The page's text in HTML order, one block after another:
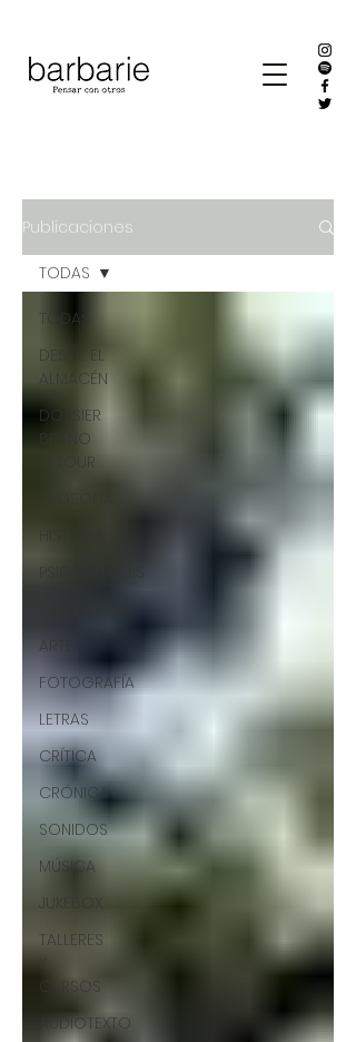
Publicaciones
TODAS
DESDE EL
ALMACÉN
DOSSIER
BRUNO
LATOUR
ARTE
FOTOGRAFÍA
LETRAS
CRÍTICA
CRÓNICA
SONIDOS
MÚSICA
JUKEBOX
TALLERES
CURSOS
AUDIOTEXTO
TODAS